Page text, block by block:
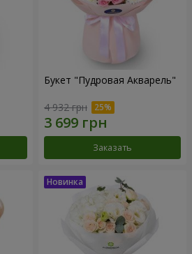
Букет "Пудровая Акварель"
4 932 грн
Заказать